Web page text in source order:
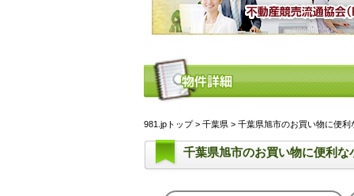
981.jpトップ> 千葉県 > 千葉県旭市のお買い物に便
千葉県旭市のお買い物に便利